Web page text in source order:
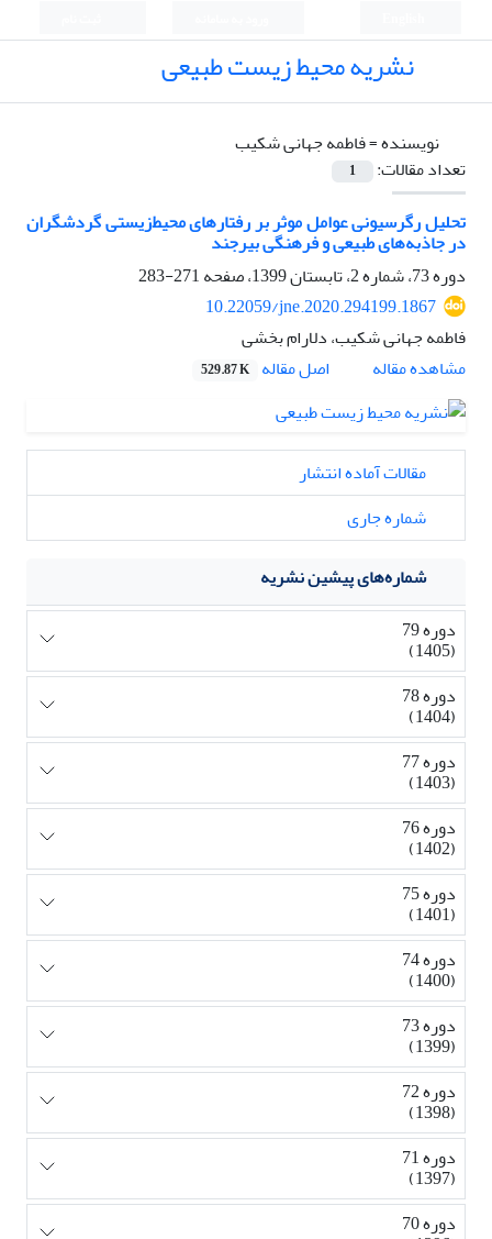
نشریه محیط زیست طبیعی
نویسنده =فاطمه جهانی شکیب
تعداد مقالات:
1
تحلیل رگرسیونی عوامل موثر بر رفتارهای محیط‌زیستی گردشگران
در جاذبه‌های طبیعی و فرهنگی بیرجند
دوره 73، شماره 2، تابستان 1399، صفحه
271-283
10.22059/jne.2020.294199.1867
فاطمه جهانی شکیب، دلارام بخشی
مشاهده مقاله
اصل مقاله 529.87 K
مقالات آماده انتشار
شماره جاری
شماره‌های پیشین نشریه
دوره 79
(1405)
دوره 78
(1404)
دوره 77
(1403)
دوره 76
(1402)
دوره 75
(1401)
دوره 74
(1400)
دوره 73
(1399)
دوره 72
(1398)
دوره 71
(1397)
دوره 70